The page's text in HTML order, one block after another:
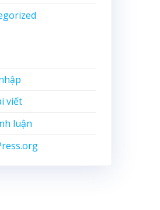
viết
luận